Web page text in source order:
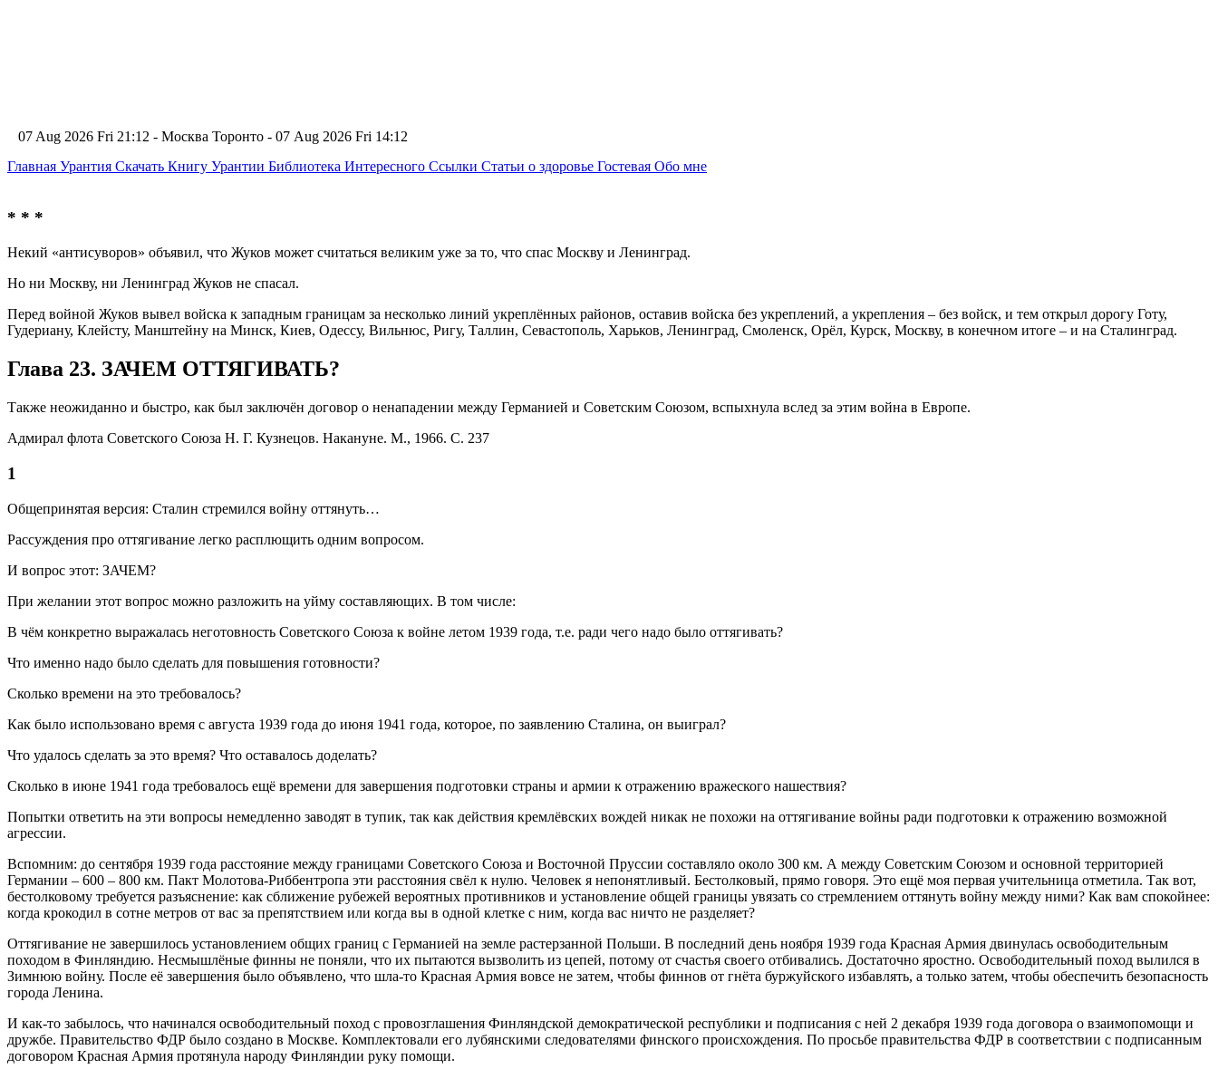
07 Aug 2026 Fri 21:12 - Москва Торонто - 07 Aug 2026 Fri 14:12
Главная Урантия Скачать Книгу Урантии Библиотека Интересного Ссылки Статьи о здоровье Гостевая Обо мне
* * *
Некий «антисуворов» объявил, что Жуков может считаться великим уже за то, что спас Москву и Ленинград.
Но ни Москву, ни Ленинград Жуков не спасал.
Перед войной Жуков вывел войска к западным границам за несколько линий укреплённых районов, оставив войска без укреплений, а укрепления – без войск, и тем открыл дорогу Готу,
Гудериану, Клейсту, Манштейну на Минск, Киев, Одессу, Вильнюс, Ригу, Таллин, Севастополь, Харьков, Ленинград, Смоленск, Орёл, Курск, Москву, в конечном итоге – и на Сталинград.
Глава 23. ЗАЧЕМ ОТТЯГИВАТЬ?
Также неожиданно и быстро, как был заключён договор о ненападении между Германией и Советским Союзом, вспыхнула вслед за этим война в Европе.
Адмирал флота Советского Союза H. Г. Кузнецов. Накануне. М., 1966. С. 237
1
Общепринятая версия: Сталин стремился войну оттянуть…
Рассуждения про оттягивание легко расплющить одним вопросом.
И вопрос этот: ЗАЧЕМ?
При желании этот вопрос можно разложить на уйму составляющих. В том числе:
В чём конкретно выражалась неготовность Советского Союза к войне летом 1939 года, т.е. ради чего надо было оттягивать?
Что именно надо было сделать для повышения готовности?
Сколько времени на это требовалось?
Как было использовано время с августа 1939 года до июня 1941 года, которое, по заявлению Сталина, он выиграл?
Что удалось сделать за это время? Что оставалось доделать?
Сколько в июне 1941 года требовалось ещё времени для завершения подготовки страны и армии к отражению вражеского нашествия?
Попытки ответить на эти вопросы немедленно заводят в тупик, так как действия кремлёвских вождей никак не похожи на оттягивание войны ради подготовки к отражению возможной
агрессии.
Вспомним: до сентября 1939 года расстояние между границами Советского Союза и Восточной Пруссии составляло около 300 км. А между Советским Союзом и основной территорией
Германии – 600 – 800 км. Пакт Молотова-Риббентропа эти расстояния свёл к нулю. Человек я непонятливый. Бестолковый, прямо говоря. Это ещё моя первая учительница отметила. Так вот,
бестолковому требуется разъяснение: как сближение рубежей вероятных противников и установление общей границы увязать со стремлением оттянуть войну между ними? Как вам спокойнее:
когда крокодил в сотне метров от вас за препятствием или когда вы в одной клетке с ним, когда вас ничто не разделяет?
Оттягивание не завершилось установлением общих границ с Германией на земле растерзанной Польши. В последний день ноября 1939 года Красная Армия двинулась освободительным
походом в Финляндию. Несмышлёные финны не поняли, что их пытаются вызволить из цепей, потому от счастья своего отбивались. Достаточно яростно. Освободительный поход вылился в
Зимнюю войну. После её завершения было объявлено, что шла-то Красная Армия вовсе не затем, чтобы финнов от гнёта буржуйского избавлять, а только затем, чтобы обеспечить безопасность
города Ленина.
И как-то забылось, что начинался освободительный поход с провозглашения Финляндской демократической республики и подписания с ней 2 декабря 1939 года договора о взаимопомощи и
дружбе. Правительство ФДР было создано в Москве. Комплектовали его лубянскими следователями финского происхождения. По просьбе правительства ФДР в соответствии с подписанным
договором Красная Армия протянула народу Финляндии руку помощи.